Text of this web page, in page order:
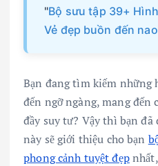
"Bộ sưu tập 39+
Vẻ đẹp buồn đến
Bạn đang tìm kiếm những
đến ngỡ ngàng, mang đến
đầy suy tư? Vậy thì bạn
này sẽ giới thiệu cho bạn
phong cảnh tuyệt đẹpnhất,